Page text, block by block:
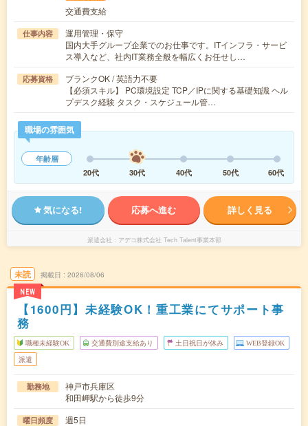
交通費支給
仕事内容
運用管理・保守
国内大手グループ企業でのお仕事です。ITインフラ・サービ
ス導入など、社内IT業務全般を幅広くお任せし…
応募資格
ブランクOK / 英語力不要
【必須スキル】 PC環境設定 TCP／IPに関する基礎知識 ヘル
プデスク経験 タスク・スケジュール管…
職場の雰囲気
年齢層
20代
30代 40代 50代 60代
気になる! 応募へ進む 詳しく見る
派遣会社 アデコ株式会社 Tech Talent事業本部
未読
NEW
掲載日 2026/08/06
【1600円】未経験OK！重工業にてサポート事
務
職種未経験OK 交通費別途支給あり 土日祝日が休み WEB登録OK
派遣
勤務地
神戸市兵庫区
和田岬駅から徒歩9分
曜日頻度 週5日